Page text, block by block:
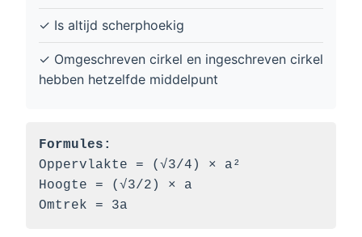
✓ Is altijd scherphoekig
✓ Omgeschreven cirkel en ingeschreven cirkel
hebben hetzelfde middelpunt
Formules:
Oppervlakte = (√3/4) × a²
Hoogte = (√3/2) × a
Omtrek = 3a